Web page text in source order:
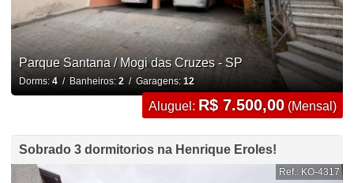
Parque Santana / Mogi das Cruzes - SP
Dorms: 4/ Banheiros: 2/ Garagens: 12
Aluguel: R$ 7.500,00 (Mensal)
Sobrado 3 dormitorios na Henrique Eroles!
Ref.: KO-4317